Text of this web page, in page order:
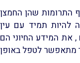
התרומות שהן החמצן
להיות תמיד עם עין
את המידע החיוני הם
מתאפשר לטפל באופן